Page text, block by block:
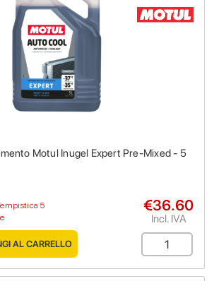
Motul Inugel Expert Pre-Mixed - 5
5
€36.60
Incl. IVA
AL CARRELLO